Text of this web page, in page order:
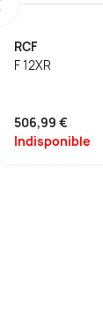
RCF
F 12XR
506,99 €
Indisponible